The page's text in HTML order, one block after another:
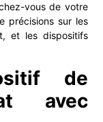
vous de votre
précisions sur les
et les dispositifs
de
avec